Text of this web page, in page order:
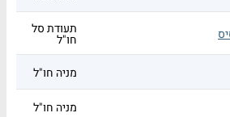
תעודת סל
חו"ל
מניה חו"ל
מניה חו"ל